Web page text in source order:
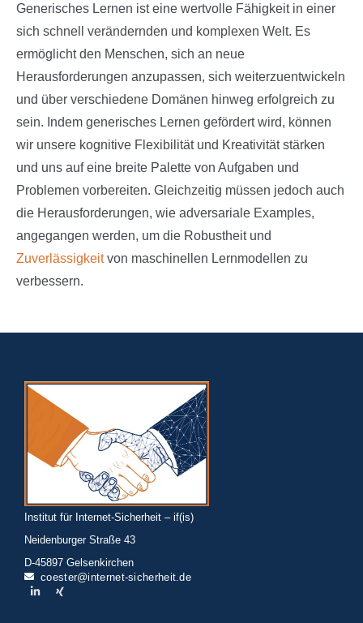
Generisches Lernen ist eine wertvolle Fähigkeit in einer
sich schnell verändernden und komplexen Welt. Es
ermöglicht den Menschen, sich an neue
Herausforderungen anzupassen, sich weiterzuentwickeln
und über verschiedene Domänen hinweg erfolgreich zu
sein. Indem generisches Lernen gefördert wird, können
wir unsere kognitive Flexibilität und Kreativität stärken
und uns auf eine breite Palette von Aufgaben und
Problemen vorbereiten. Gleichzeitig müssen jedoch auch
die Herausforderungen, wie adversariale Examples,
angegangen werden, um die Robustheit und
Zuverlässigkeitvon maschinellen Lernmodellen zu
verbessern.
Institut für Internet-Sicherheit – if(is)
Neidenburger Straße 43
D-45897 Gelsenkirchen
coester@internet-sicherheit.de